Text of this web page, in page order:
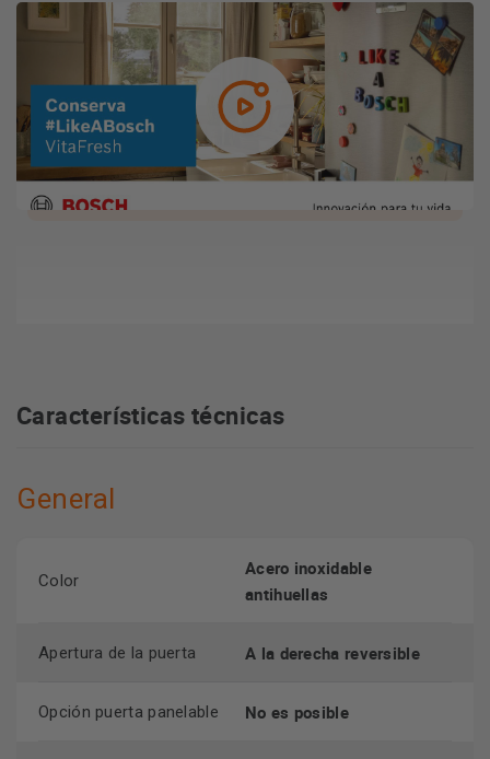
Características técnicas
General
Color
Acero inoxidable
antihuellas
Apertura de la puerta A la derecha reversible
Opción puerta panelable No es posible